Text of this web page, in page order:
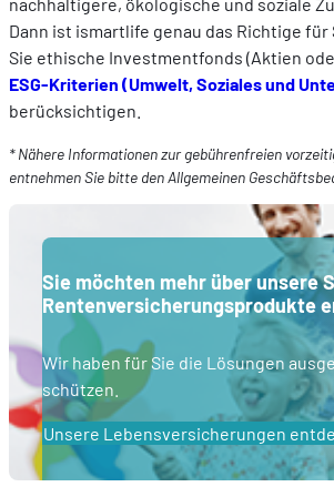
Dann ist ismartlife genau das Richtige für
Sie ethische Investmentfonds (Aktien
ESG-Kriterien (Umwelt, Soziales und
berücksichtigen.
* Nähere Informationen zur gebührenfreien
entnehmen Sie bitte den Allgemeinen
Sie möchten mehr über unsere
Rentenversicherungsprodukte
Wir haben für Sie die Lösungen
schützen.
Unsere Lebensversicherungen